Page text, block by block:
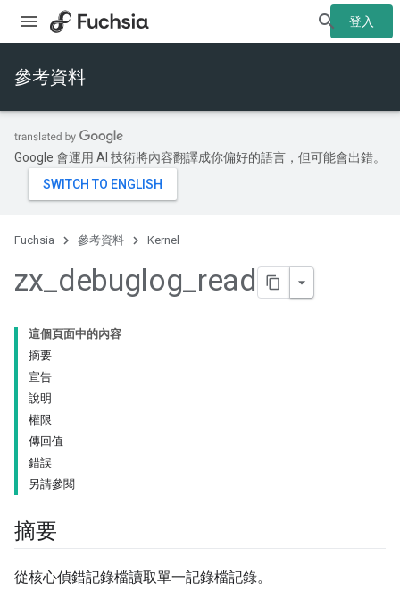
登入
參考資料
Google 會運用 AI 技術將內容翻譯成你偏好的語言，但可能會出錯。
Fuchsia 參考資料 Kernel
zx_debuglog_read
這個頁面中的內容
摘要
宣告
說明
權限
傳回值
錯誤
另請參閱
摘要
從核心偵錯記錄檔讀取單一記錄檔記錄。